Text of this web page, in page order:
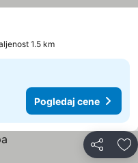
1.5 km
Pogledaj cene
Deli